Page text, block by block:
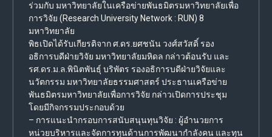
ร่วมกับ มหาวิทยาลัยในเครือข่ายพันธมิตรมหาวิทยาลัยเพื่อ
การวิจัย (Research University Network : RUN) 8
มหาวิทยาลัย
พิธเปิดได้รับเกียรติจาก ศ.ดร.ยศชนัน วงศ์สวัสดิ์ รอง
อธิการบดีฝ่ายวิจัย มหาวิทยาลัยมหิดล กล่าวต้อนรับ และ
รศ.ดร.ม.ล.พินิตพันธุ์ บริพัตร รองอธิการบดีฝ่ายวิจัยและ
นวัตกรรม มหาวิทยาลัยธรรมศาสตร์ ประธานเครือข่าย
พันธมิตรมหาวิทยาลัยเพื่อการวิจัย กล่าวเปิดการประชุม
โดยมีกิจกรรมประกอบด้วย
– การแนะนำกรอบการสนับสนุนทุนวิจัย : ผู้อำนวยการ
หน่วยบริหารและจัดการทุนด้านการพัฒนากำลังคน และทุน